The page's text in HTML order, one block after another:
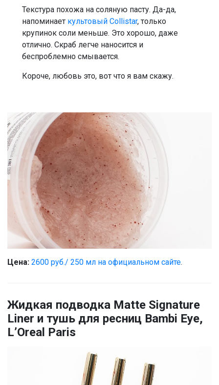
Текстура похожа на соляную пасту. Да-да,
напоминает культовый Collistar, только
крупинок соли меньше. Это хорошо, даже
отлично. Скраб легче наносится и
беспроблемно смывается.
Короче, любовь это, вот что я вам скажу.
Цена: 2600 руб./ 250 мл на официальном сайте.
Жидкая подводка Matte Signature
Liner и тушь для ресниц Bambi Eye,
L’Oreal Paris